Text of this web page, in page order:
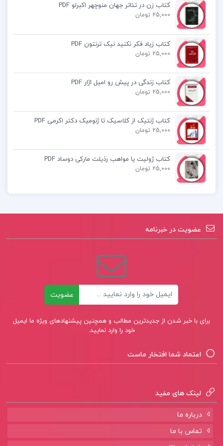
دانلود PDF کتاب نظریه و روش های آموزش محمد
احسان تقی زاده
کتاب پیشنهادی📚
جزوه مقاله بررسی مقایسه رابطه بین سود هر
کتاب فرهنگ جامع موسیقی ایران بهروز وجدانی
کتاب زن در تئاتر جهان منوچهر اکبرلو PDF
25,000 تومان
کتاب زیاد فکر نکنید نیک ترنتون PDF
25,000 تومان
کتاب زندگی در پیش رو امیل اژار PDF
25,000 تومان
کتاب ژنتیک از کلاسیک تا ژنومیک دکتر اکرمی PDF
25,000 تومان
کتاب ژولیت یا مواهب رذیلت مارکی دوساد PDF
25,000 تومان
عضویت در خبرنامه
عضویت
برای با خبر شدن از جدیدترین مطالب و همچنین پیشنهادهای ویژه ما ایمیل
خود را وارد نمایید.
اعتماد شما افتخار ماست
لینک های مفید
درباره ما
تماس با ما